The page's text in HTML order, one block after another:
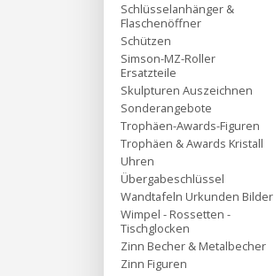
Schlüsselanhänger &
Flaschenöffner
Schützen
Simson-MZ-Roller
Ersatzteile
Skulpturen Auszeichnen
Sonderangebote
Trophäen-Awards-Figuren
Trophäen & Awards Kristall
Uhren
Übergabeschlüssel
Wandtafeln Urkunden Bilder
Wimpel - Rossetten -
Tischglocken
Zinn Becher & Metalbecher
Zinn Figuren